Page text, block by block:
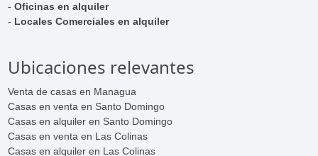
-Oficinas en alquiler
- Locales Comerciales en alquiler
Ubicaciones relevantes
Venta de casas en Managua
Casas en venta en Santo Domingo
Casas en alquiler en Santo Domingo
Casas en venta en Las Colinas
Casas en alquiler en Las Colinas